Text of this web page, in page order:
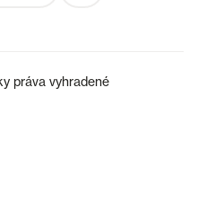
práva vyhradené